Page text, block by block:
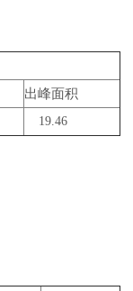
出峰面积
19.46